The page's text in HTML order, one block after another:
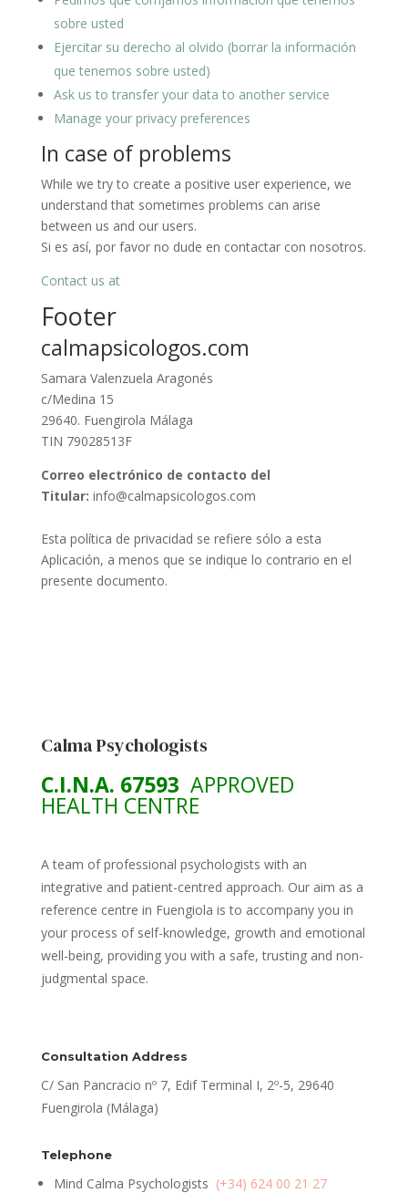
sobre usted
Ejercitar su derecho al olvido (borrar la información
que tenemos sobre usted)
Ask us to transfer your data to another service
Manage your privacy preferences
In case of problems
While we try to create a positive user experience, we
understand that sometimes problems can arise
between us and our users.
Si es así, por favor no dude en contactar con nosotros.
Contact us at
Footer
calmapsicologos.com
Samara Valenzuela Aragonés
c/Medina 15
29640. Fuengirola Málaga
TIN 79028513F
Correo electrónico de contacto del
Titular: info@calmapsicologos.com
Esta política de privacidad se refiere sólo a esta
Aplicación, a menos que se indique lo contrario en el
presente documento.
Calma Psychologists
C.I.N.A. 67593 APPROVED
HEALTH CENTRE
A team of professional psychologists with an
integrative and patient-centred approach. Our aim as a
reference centre in Fuengiola is to accompany you in
your process of self-knowledge, growth and emotional
well-being, providing you with a safe, trusting and non-
judgmental space.
Consultation Address
C/ San Pancracio nº 7, Edif Terminal I, 2º-5, 29640
Fuengirola (Málaga)
Telephone
Mind Calma Psychologists (+34) 624 00 21 27